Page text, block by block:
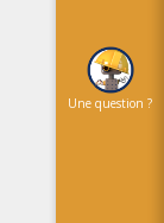
Une question ?